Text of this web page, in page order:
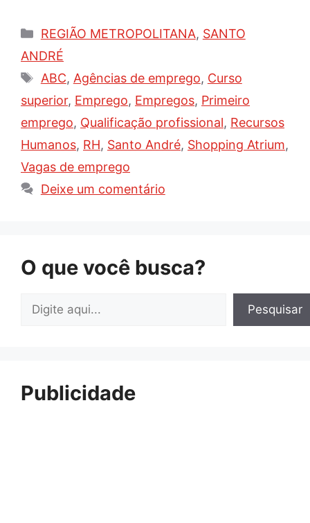
Categorias
REGIÃO METROPOLITANA, SANTO
ANDRÉ
Tags
ABC, Agências de emprego, Curso
superior, Emprego, Empregos, Primeiro
emprego, Qualificação profissional, Recursos
Humanos, RH, Santo André, Shopping Atrium,
Vagas de emprego
Deixe um comentário
O que você busca?
Pesquisar Pesquisar
Publicidade